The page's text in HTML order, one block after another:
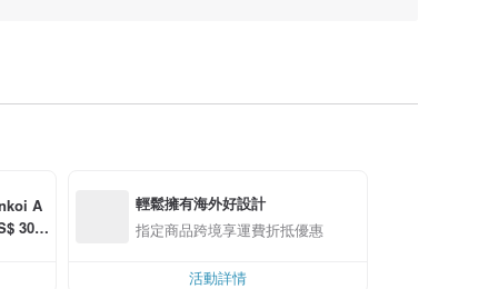
A
30.0
輕鬆擁有海外好設計
指定商品跨境享運費折抵優惠
活動詳情